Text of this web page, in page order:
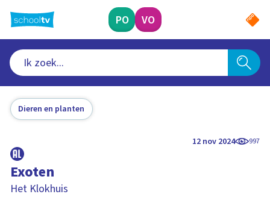
naar
hoofdinhoud
PO VO
Dieren en planten
12 nov 2024 997
Exoten
Het Klokhuis